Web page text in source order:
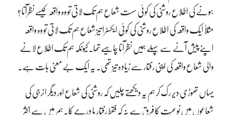
ہونے کی اطلاع روشنی کی کوئی سست شعاع ہم تک لاتی تو وہ واقعہ کیسے نظرآتا؟
مثلاً ایک واقعہ کی اطلاع روشنی کی کوئی ایکسٹرا تیز شعاع ہم تک لاتی تو وہ واقعہ
اپنے پیش آنے سے پہلے ہمیں نظر آنا چاہیےتھا۔ کیونکہ ہم تک اطلاع لانے
والی شعاع واقعہ کی اپنی رفتار سے زیادہ تیز تھی۔ یہ ایک بے معنی بات ہے۔
یہاں تھوڑی دیر رک کر ہم یہ دیکھتے چلیں کہ روشنی کی شعاع اور دیگر انرجی کی
شعاعوں میں نوعیت کا فرق ہے نہ کہ فقط رفتار یا درجے کا۔ ہم میں سے اکثر